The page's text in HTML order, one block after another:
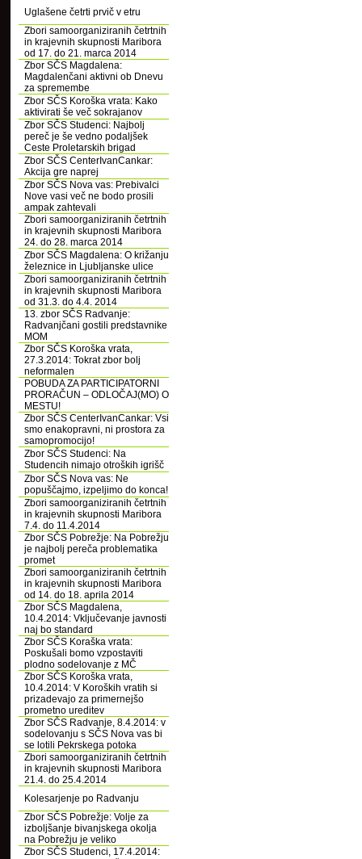
Uglašene četrti prvič v etru
Zbori samoorganiziranih četrtnih
in krajevnih skupnosti Maribora
od 17. do 21. marca 2014
Zbor SČS Magdalena:
Magdalenčani aktivni ob Dnevu
za spremembe
Zbor SČS Koroška vrata: Kako
aktivirati še več sokrajanov
Zbor SČS Studenci: Najbolj
pereč je še vedno podaljšek
Ceste Proletarskih brigad
Zbor SČS CenterIvanCankar:
Akcija gre naprej
Zbor SČS Nova vas: Prebivalci
Nove vasi več ne bodo prosili
ampak zahtevali
Zbori samoorganiziranih četrtnih
in krajevnih skupnosti Maribora
24. do 28. marca 2014
Zbor SČS Magdalena: O križanju
železnice in Ljubljanske ulice
Zbori samoorganiziranih četrtnih
in krajevnih skupnosti Maribora
od 31.3. do 4.4. 2014
13. zbor SČS Radvanje:
Radvanjčani gostili predstavnike
MOM
Zbor SČS Koroška vrata,
27.3.2014: Tokrat zbor bolj
neformalen
POBUDA ZA PARTICIPATORNI
PRORAČUN – ODLOČAJ(MO) O
MESTU!
Zbor SČS CenterIvanCankar: Vsi
smo enakopravni, ni prostora za
samopromocijo!
Zbor SČS Studenci: Na
Studencih nimajo otroških igrišč
Zbor SČS Nova vas: Ne
popuščajmo, izpeljimo do konca!
Zbori samoorganiziranih četrtnih
in krajevnih skupnosti Maribora
7.4. do 11.4.2014
Zbor SČS Pobrežje: Na Pobrežju
je najbolj pereča problematika
promet
Zbori samoorganiziranih četrtnih
in krajevnih skupnosti Maribora
od 14. do 18. aprila 2014
Zbor SČS Magdalena,
10.4.2014: Vključevanje javnosti
naj bo standard
Zbor SČS Koraška vrata:
Poskušali bomo vzpostaviti
plodno sodelovanje z MČ
Zbor SČS Koroška vrata,
10.4.2014: V Koroških vratih si
prizadevajo za primernejšo
prometno ureditev
Zbor SČS Radvanje, 8.4.2014: v
sodelovanju s SČS Nova vas bi
se lotili Pekrskega potoka
Zbori samoorganiziranih četrtnih
in krajevnih skupnosti Maribora
21.4. do 25.4.2014
Kolesarjenje po Radvanju
Zbor SČS Pobrežje: Volje za
izboljšanje bivanjskega okolja
na Pobrežju je veliko
Zbor SČS Studenci, 17.4.2014: